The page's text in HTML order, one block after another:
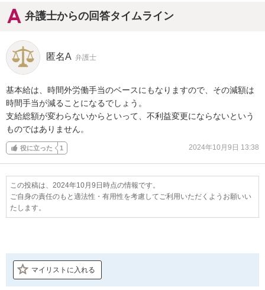
弁護士からの回答タイムライン
匿名A 弁護士
基本給は、時間外労働手当のベースにもなりますので、その減額は
時間手当が減ることになるでしょう。
支給総額が変わらないからといって、不利益変更にならないという
ものではありません。
役に立った 1 2024年10月9日 13:38
この投稿は、2024年10月9日時点の情報です。
ご自身の責任のもと適法性・有用性を考慮してご利用いただくようお願いい
たします。
マイリストに入れる